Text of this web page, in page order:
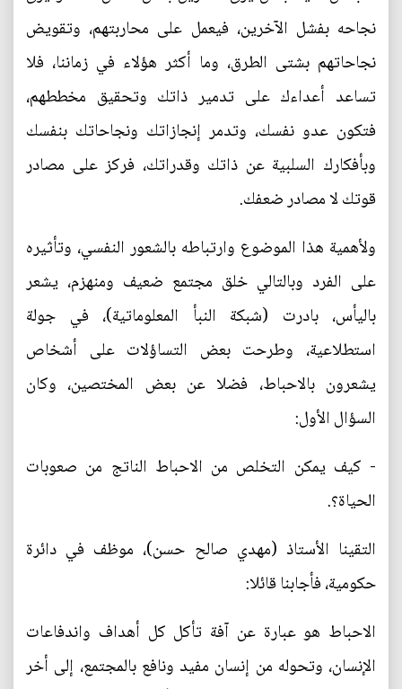
نجاحه بفشل الآخرين، فيعمل على محاربتهم، وتقويض
نجاحاتهم بشتى الطرق، وما أكثر هؤلاء في زماننا، فلا
تساعد أعداءك على تدمير ذاتك وتحقيق مخططهم،
فتكون عدو نفسك، وتدمر إنجازاتك ونجاحاتك بنفسك
وبأفكارك السلبية عن ذاتك وقدراتك، فركز على مصادر
قوتك لا مصادر ضعفك.
ولأهمية هذا الموضوع وارتباطه بالشعور النفسي، وتأثيره
على الفرد وبالتالي خلق مجتمع ضعيف ومنهزم، يشعر
باليأس، بادرت (شبكة النبأ المعلوماتية)، في جولة
استطلاعية، وطرحت بعض التساؤلات على أشخاص
يشعرون بالاحباط، فضلا عن بعض المختصين، وكان
السؤال الأول:
- كيف يمكن التخلص من الاحباط الناتج من صعوبات
الحياة؟.
التقينا الأستاذ (مهدي صالح حسن)، موظف في دائرة
حكومية، فأجابنا قائلا:
الاحباط هو عبارة عن آفة تأكل كل أهداف واندفاعات
الإنسان، وتحوله من إنسان مفيد ونافع بالمجتمع، إلى أخر